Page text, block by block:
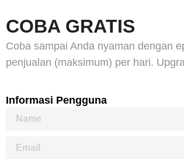
COBA GRATIS
Coba sampai Anda nyaman dengan
penjualan (maksimum) per hari.
Informasi Pengguna